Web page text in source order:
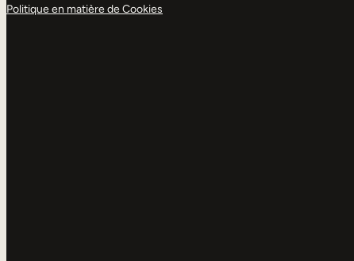
Politique en matière de Cookies